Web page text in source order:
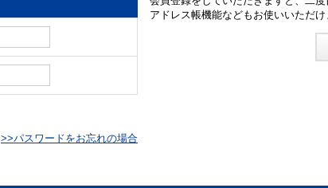
>>パスワードをお忘れの場合
アドレス帳機能などもお使いいただ